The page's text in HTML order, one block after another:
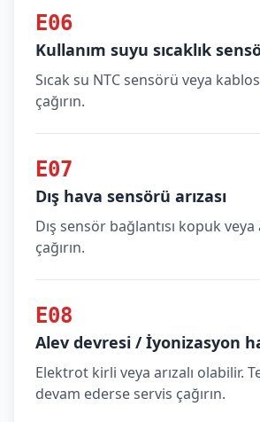
E06
Kullanım suyu sıcaklık
Sıcak su NTC sensörü veya
çağırın.
E07
Dış hava sensörü arızası
Dış sensör bağlantısı kopuk veya
çağırın.
E08
Alev devresi / İyonizasyon
Elektrot kirli veya arızalı olabilir.
devam ederse servis çağırın.